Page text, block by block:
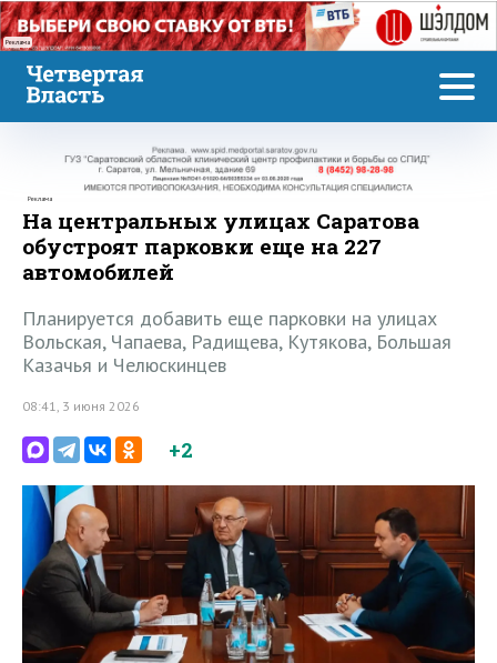
Реклама
Реклама
На центральных улицах Саратова
обустроят парковки еще на 227
автомобилей
Планируется добавить еще парковки на улицах
Вольская, Чапаева, Радищева, Кутякова, Большая
Казачья и Челюскинцев
08:41, 3 июня 2026
+2